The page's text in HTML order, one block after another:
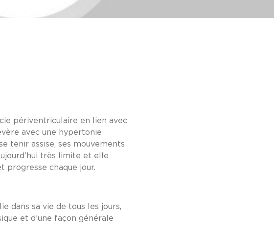
périventriculaire en lien avec
avec une hypertonie
tenir assise, ses mouvements
très limite et elle
progresse chaque jour.
dans sa vie de tous les jours,
et d’une façon générale